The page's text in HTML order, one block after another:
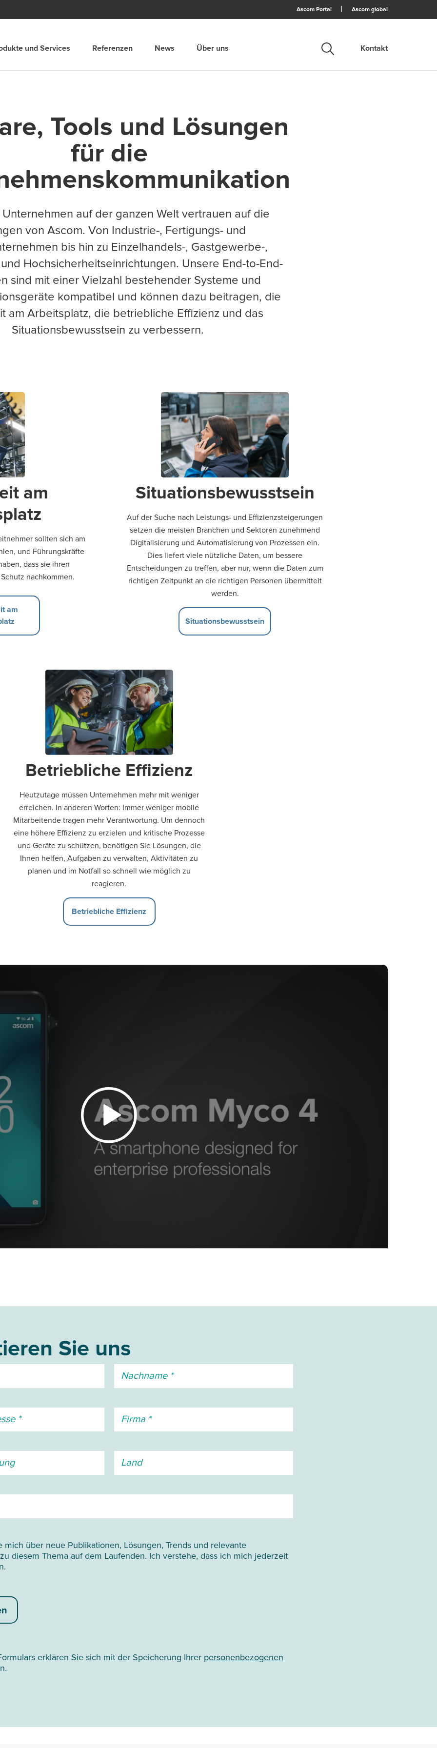
Spain
Sverige
Suisse
United Kingdom
Poland
Ascom Portal Ascom global
und Services Referenzen News Über uns Kontakt
Tools und Lösungen
für die
auf der ganzen Welt vertrauen auf die
von Ascom. Von Industrie-, Fertigungs- und
bis hin zu Einzelhandels-, Gastgewerbe-,
Hochsicherheitseinrichtungen. Unsere End-to-End-
sind mit einer Vielzahl bestehender Systeme und
kompatibel und können dazu beitragen, die
am Arbeitsplatz, die betriebliche Effizienz und das
Situationsbewusstsein zu verbessern.
am
sollten sich am
und Führungskräfte
dass sie ihren
nachkommen.
am
Situationsbewusstsein
Auf der Suche nach Leistungs- und Effizienzsteigerungen
setzen die meisten Branchen und Sektoren zunehmend
Digitalisierung und Automatisierung von Prozessen ein.
Dies liefert viele nützliche Daten, um bessere
Entscheidungen zu treffen, aber nur, wenn die Daten zum
richtigen Zeitpunkt an die richtigen Personen übermittelt
werden.
Situationsbewusstsein
Betriebliche Effizienz
Heutzutage müssen Unternehmen mehr mit weniger
erreichen. In anderen Worten: Immer weniger mobile
Mitarbeitende tragen mehr Verantwortung. Um dennoch
eine höhere Effizienz zu erzielen und kritische Prozesse
und Geräte zu schützen, benötigen Sie Lösungen, die
Ihnen helfen, Aufgaben zu verwalten, Aktivitäten zu
planen und im Notfall so schnell wie möglich zu
reagieren.
Betriebliche Effizienz
Sie uns
mich über neue Publikationen, Lösungen, Trends und relevante
diesem Thema auf dem Laufenden. Ich verstehe, dass ich mich jederzeit
erklären Sie sich mit der Speicherung Ihrer personenbezogenen